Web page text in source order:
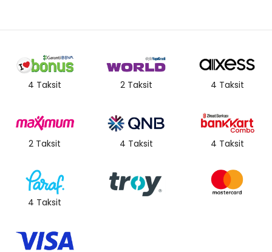
4 Taksit 2 Taksit 4 Taksit
2 Taksit 4 Taksit 4 Taksit
4 Taksit